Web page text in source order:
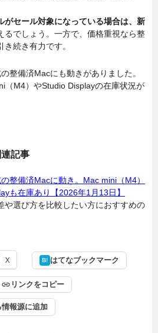
がセール対象になっている場合は、新
るでしょう。一方で、価格重視なら整
続き有力です。
整備済Macにも動きがありました。
（M4）やStudio Displayの在庫状況が
記事
整備済Macに動き。Mac mini（M4）
も在庫あり【2026年1月13日】
や選び方を比較したい方におすすめの
X B! はてなブックマーク
リンクをコピー
報源に追加